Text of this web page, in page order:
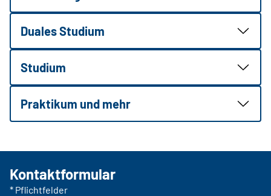
Duales Studium
Studium
Praktikum und mehr
Kontaktformular
* Pflichtfelder